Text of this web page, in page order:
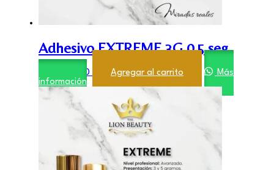
Adhesivo EXTREME 3G 0,5 seg
21.900,00 Agregar al carrito
Más
información